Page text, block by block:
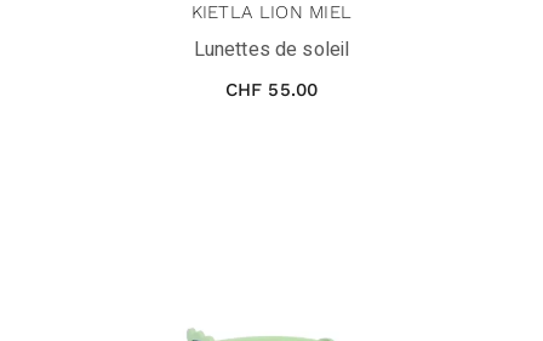
KIETLA LION MIEL
Lunettes de soleil
CHF 55.00